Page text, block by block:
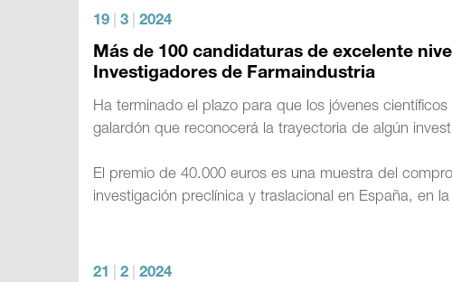
19 3 2024
Más de 100 candidaturas de excelente
Investigadores de Farmaindustria
Ha terminado el plazo para que los jóvenes
galardón que reconocerá la trayectoria de algún
El premio de 40.000 euros es una muestra del
investigación preclínica y traslacional en España, en
21 2 2024